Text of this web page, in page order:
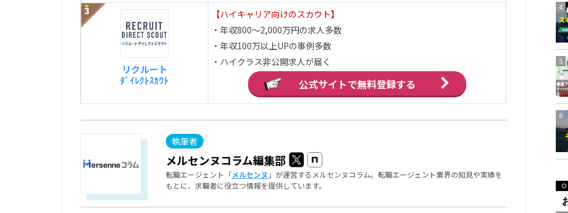
リクルート
ﾀﾞｲﾚｸﾄｽｶｳﾄ
【ハイキャリア向けのスカウト】
・年収800～2,000万円の求人多数
・年収100万以上UPの事例多数
・ハイクラス非公開求人が届く
公式サイトで無料登録する
メルセンヌコラム編集部
転職エージェント「メルセンヌ 」が運営するメルセンヌコラム。転職エージェント業界の知見や実績を
もとに、求職者に役立つ情報を提供しています。